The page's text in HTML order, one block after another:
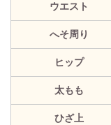
ウエスト
へそ周り
ヒップ
太もも
ひざ上